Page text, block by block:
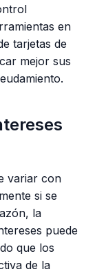
en
tarjetas de
mejor sus
variar con
si se
la
puede
que los
de la